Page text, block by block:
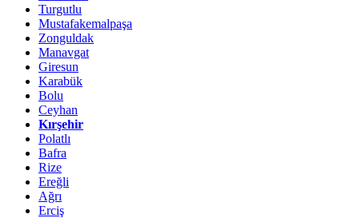
Turgutlu
Mustafakemalpaşa
Zonguldak
Manavgat
Giresun
Karabük
Bolu
Ceyhan
Kırşehir
Polatlı
Bafra
Rize
Ereğli
Ağrı
Erciş